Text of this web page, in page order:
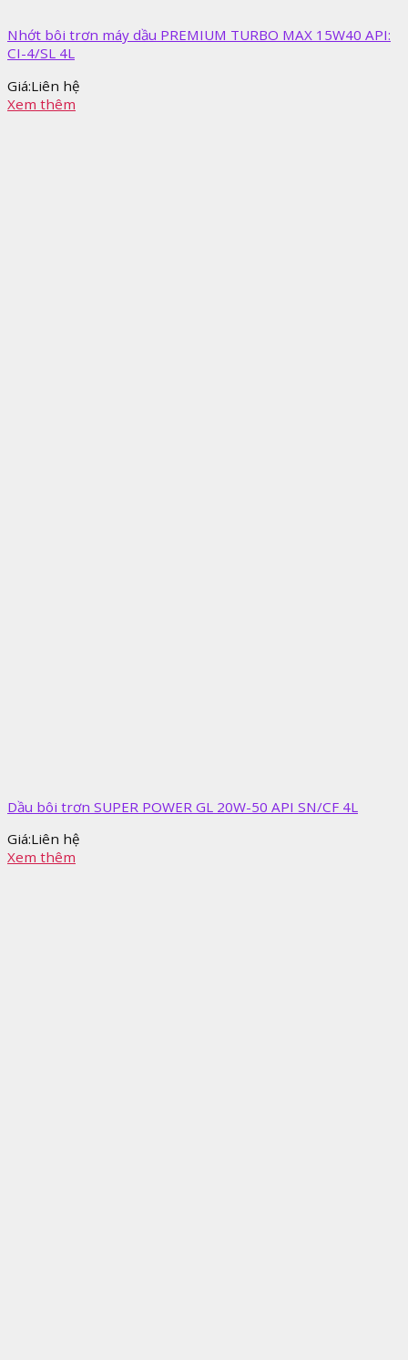
Nhớt bôi trơn máy dầu PREMIUM TURBO MAX 15W40 API:
CI-4/SL 4L
Giá:Liên hệ
Xem thêm
Dầu bôi trơn SUPER POWER GL 20W-50 API SN/CF 4L
Giá:Liên hệ
Xem thêm